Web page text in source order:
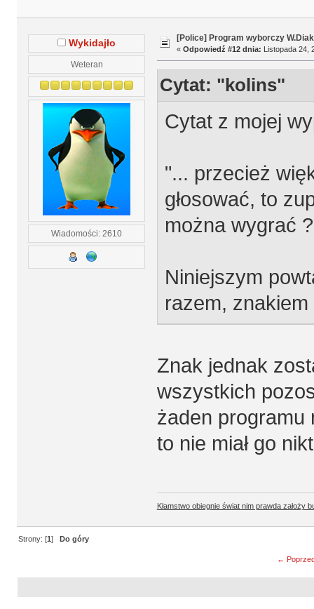
Wykidajło
Weteran
Wiadomości: 2610
[Police] Program wyborczy
« Odpowiedź #12 dnia: Listopada 24,
Cytat: "kolins"
Cytat z mojej
"... przecież
głosować, to
można wygrać
Niniejszym
razem,
Znak jednak
wszystkich
żaden programu
to nie miał go
Kłamstwo obiegnie świat nim prawda założy
Strony: [1]Do góry
←